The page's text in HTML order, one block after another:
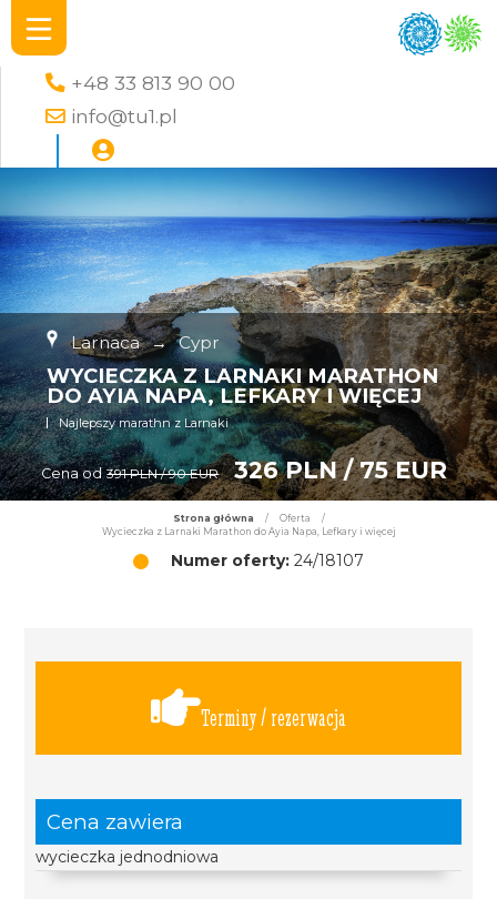
+48 33 813 90 00
info@tu1.pl
Larnaca → Cypr
WYCIECZKA Z LARNAKI MARATHON
DO AYIA NAPA, LEFKARY I WIĘCEJ
Najlepszy marathn z Larnaki
Cena od 391 PLN / 90 EUR 326 PLN / 75 EUR
Strona główna / Oferta
/
Wycieczka z Larnaki Marathon do Ayia Napa, Lefkary i więcej
Numer oferty: 24/18107
Terminy / rezerwacja
Cena zawiera
wycieczka jednodniowa